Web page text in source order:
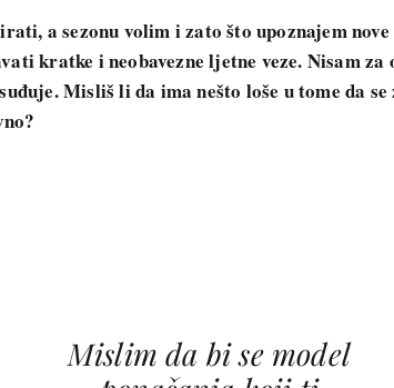
a sezonu volim i zato što upoznajem
kratke i neobavezne ljetne veze. Nisam
Misliš li da ima nešto loše u tome da
Mislim da bi se model